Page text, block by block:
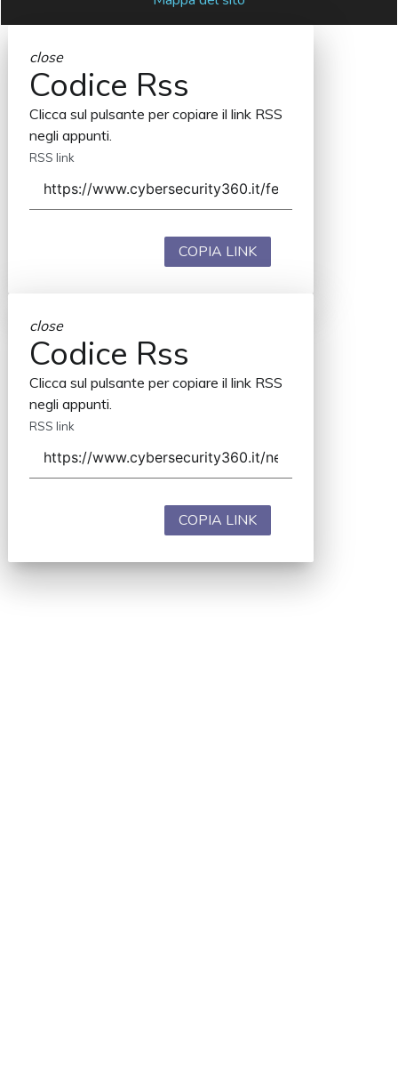
close
Codice Rss
Clicca sul pulsante per copiare il link RSS
negli appunti.
RSS link
COPIA LINK
close
Codice Rss
Clicca sul pulsante per copiare il link RSS
negli appunti.
RSS link
COPIA LINK